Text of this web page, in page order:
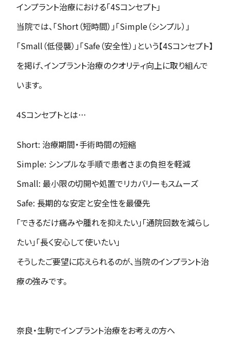
インプラント治療における「4Sコンセプト」
当院では、「Short（短時間）」「Simple（シンプル）」
「Small（低侵襲）」「Safe（安全性）」という【4Sコンセプト】
を掲げ、インプラント治療のクオリティ向上に取り組んで
います。
4Sコンセプトとは…
Short: 治療期間・手術時間の短縮
Simple: シンプルな手順で患者さまの負担を軽減
Small: 最小限の切開や処置でリカバリーもスムーズ
Safe: 長期的な安定と安全性を最優先
「できるだけ痛みや腫れを抑えたい」「通院回数を減らし
たい」「長く安心して使いたい」
――そうしたご要望に応えられるのが、当院のインプラント治
療の強みです。
奈良・生駒でインプラント治療をお考えの方へ